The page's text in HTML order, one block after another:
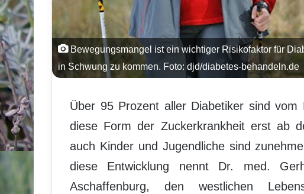
Bewegungsmangel ist ein wichtiger Risikofaktor für
in Schwung zu kommen. Foto: djd/diabetes-behandeln.de
Über 95 Prozent aller Diabetiker sind
diese Form der Zuckerkrankheit erst ab
auch Kinder und Jugendliche sind
diese Entwicklung nennt Dr. med.
Aschaffenburg, den westlichen